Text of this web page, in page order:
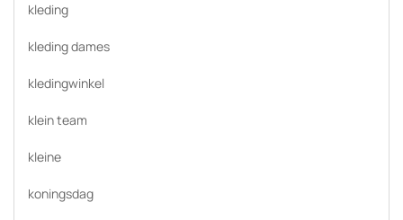
kleding
kleding dames
kledingwinkel
klein team
kleine
koningsdag